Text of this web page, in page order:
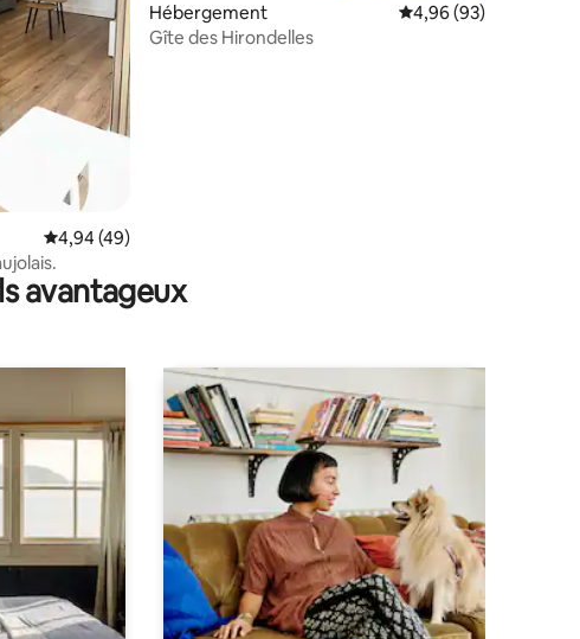
: 4,78 sur 5
Évaluation moyenne sur la base de 49 commentaires : 4,94 sur 5
4,94 (49)
Hébergement Évaluation moyenne
4,96 (93)
Gîte des Hirondelles
avantageux